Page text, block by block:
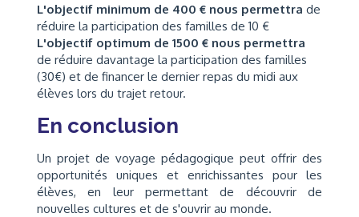
L'objectif minimum de 400 € nous permettra de
réduire la participation des familles de 10 €
L'objectif optimum de 1500 € nous permettra
de réduire davantage la participation des familles
(30€) et de financer le dernier repas du midi aux
élèves lors du trajet retour.
En conclusion
Un projet de voyage pédagogique peut offrir des
opportunités uniques et enrichissantes pour les
élèves, en leur permettant de découvrir de
nouvelles cultures et de s'ouvrir au monde.